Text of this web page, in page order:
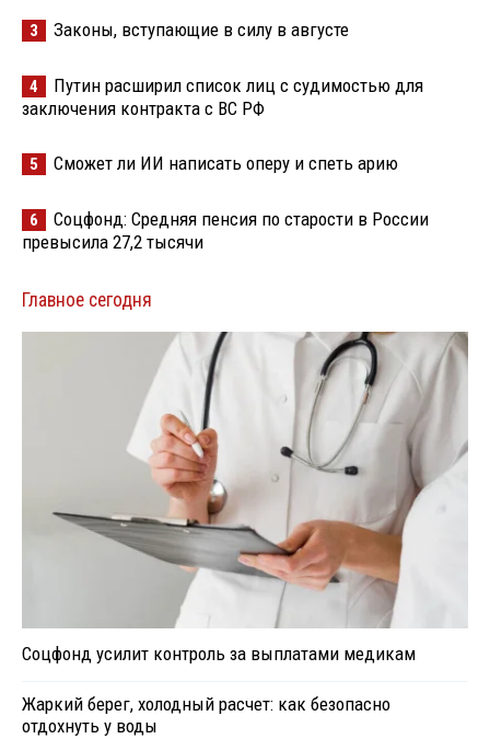
3 Законы, вступающие в силу в августе
4
Путин расширил список лиц с судимостью для
заключения контракта с ВС РФ
5 Сможет ли ИИ написать оперу и спеть арию
6
Соцфонд: Средняя пенсия по старости в России
превысила 27,2 тысячи
Главное сегодня
Соцфонд усилит контроль за выплатами медикам
Жаркий берег, холодный расчет: как безопасно
отдохнуть у воды